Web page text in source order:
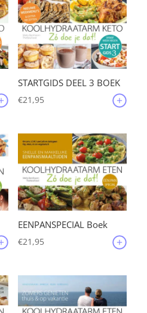
STARTGIDS DEEL 3 BOEK
€21,95
EENPANSPECIAL Boek
€21,95